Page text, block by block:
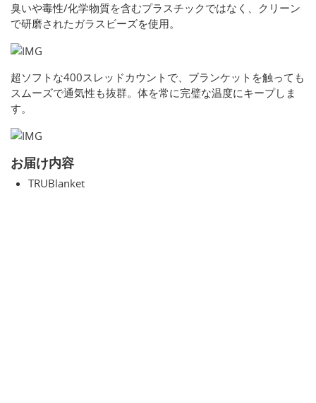
臭いや毒性/化学物質を含むプラスチックではなく、クリーン
で研磨されたガラスビーズを使用。
超ソフトな400スレッドカウントで、ブランケットを触っても
スムーズで通気性も抜群。体を常に完璧な温度にキープしま
す。
お届け内容
TRUBlanket